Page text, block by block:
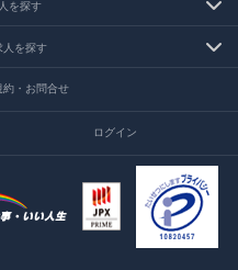
を探す
人を探す
約・お問合せ
ログイン